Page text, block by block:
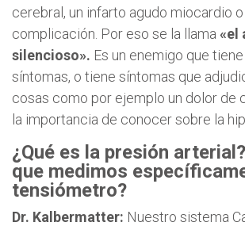
cerebral, un infarto agudo miocardio
complicación. Por eso se la llama «el
silencioso». Es un enemigo que
síntomas, o tiene síntomas que
cosas como por ejemplo un dolor de
la importancia de conocer sobre la
¿Qué es la presión
que medimos
tensiómetro?
Dr. Kalbermatter: Nuestro sistema